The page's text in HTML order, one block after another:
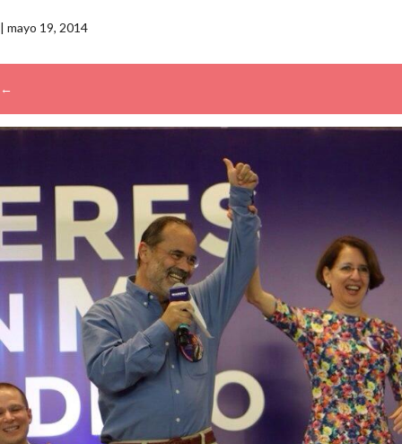
| mayo 19, 2014
←